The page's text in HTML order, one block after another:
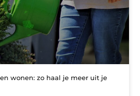
wonen: zo haal je meer uit je